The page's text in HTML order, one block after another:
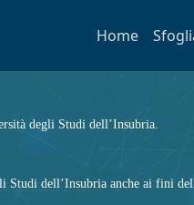
Home
degli Studi dell’Insubria.
Studi dell’Insubria anche ai fini